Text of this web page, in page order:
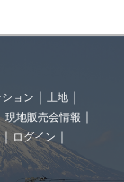
ョン
土地
現地販売会情報
ログイン